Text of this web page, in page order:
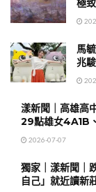
馬
兆
漾新聞｜高雄
29點雄女4A1B
2026-07-07
獨家｜漾新聞｜
自己」就近讀新